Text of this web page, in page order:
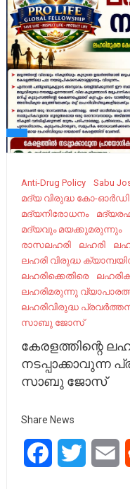
Anti-Drug Policy Sabu
മദ്യ വിരുദ്ധ കോ-
മദ്യനിരോധനം
മദ്യവും മയക്കുമരുന്നും
രാസലഹരി
ലഹരി
ലഹരി വിരുദ്ധ
ലഹരിക്കെതിരെ
ലഹരിമരുന്നു
ലഹരിവിരുദ്ധ
സാബു ജോസ്
കേരളത്തിന്റെ
നടപ്പാക്കാവുന്ന
സാബു ജോസ്
Share News
FacebookTwitter